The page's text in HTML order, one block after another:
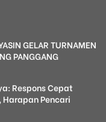
GELAR TURNAMEN
PANGGANG
Respons Cepat
Pencari